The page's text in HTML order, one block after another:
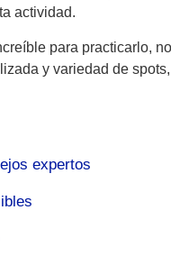
actividad.
para practicarlo,
y variedad de
expertos